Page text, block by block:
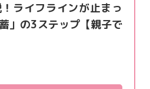
ライフラインが止まっ
」の3ステップ【親子で